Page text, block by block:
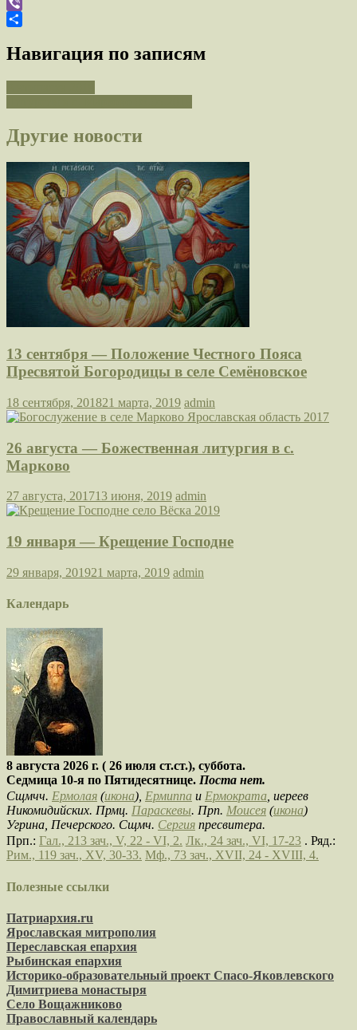
Viber
Навигация по записям
Другие новости
13 сентября — Положение Честного Пояса
Пресвятой Богородицы в селе Семёновское
18 сентября, 201821 марта, 2019 admin
26 августа — Божественная литургия в с.
Марково
27 августа, 201713 июня, 2019 admin
19 января — Крещение Господне
29 января, 201921 марта, 2019 admin
Календарь
8 августа 2026 г. ( 26 июля ст.ст.), суббота.
Седмица 10-я по Пятидесятнице. Поста нет.
Сщмчч. Ермолая (икона), Ермиппа и Ермократа , иереев
Никомидийских. Прмц. Параскевы. Прп. Моисея (икона)
Угрина, Печерского. Сщмч. Сергия пресвитера.
Прп.: Гал., 213 зач., V, 22 - VI, 2. Лк., 24 зач., VI, 17-23 . Ряд.:
Рим., 119 зач., XV, 30-33. Мф., 73 зач., XVII, 24 - XVIII, 4.
Полезные ссылки
Патриархия.ru
Ярославская митрополия
Переславская епархия
Рыбинская епархия
Историко-образовательный проект Спасо-Яковлевского
Димитриева монастыря
Село Вощажниково
Православный календарь